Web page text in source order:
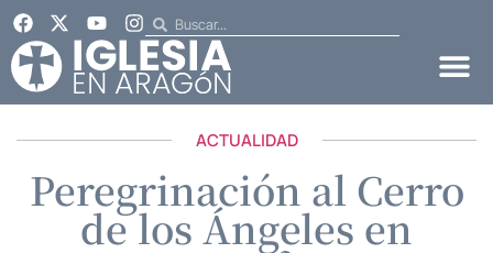
ACTUALIDAD
Peregrinación al Cerro
de los Ángeles en